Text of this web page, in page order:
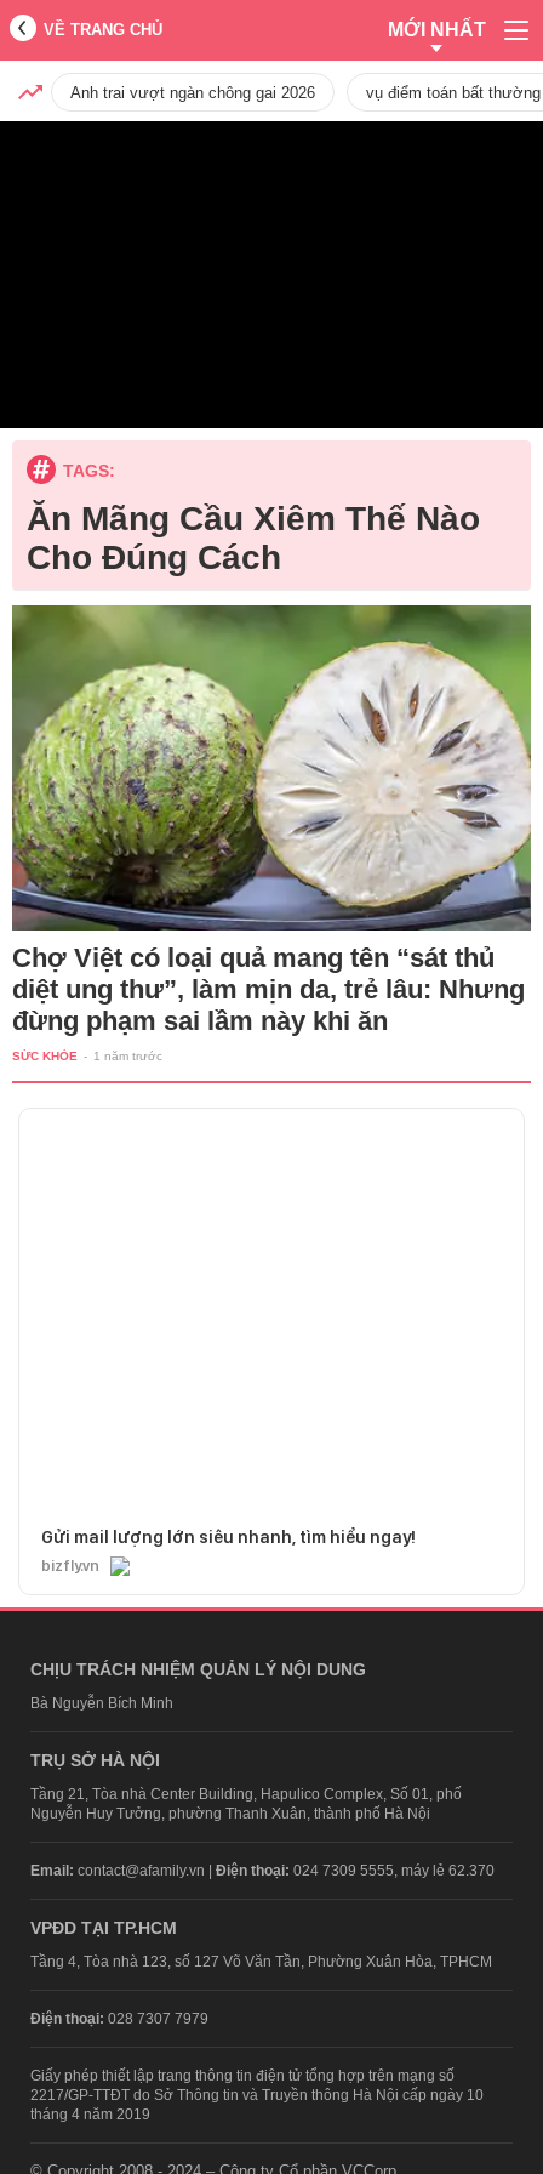
VỀ TRANG CHỦ MỚI NHẤT
Anh trai vượt ngàn chông gai 2026 vụ điểm toán bất
TAGS:
Ăn Mãng Cầu Xiêm Thế Nào
Cho Đúng Cách
Chợ Việt có loại quả mang tên “sát thủ
diệt ung thư”, làm mịn da, trẻ lâu: Nhưng
đừng phạm sai lầm này khi ăn
SỨC KHỎE - 1 năm trước
Gửi mail lượng lớn siêu nhanh, tìm hiểu ngay!
bizfly.vn
CHỊU TRÁCH NHIỆM QUẢN LÝ NỘI DUNG
Bà Nguyễn Bích Minh
TRỤ SỞ HÀ NỘI
Tầng 21, Tòa nhà Center Building, Hapulico Complex, Số 01, phố
Nguyễn Huy Tưởng, phường Thanh Xuân, thành phố Hà Nội
Email: contact@afamily.vn | Điện thoại: 024 7309 5555, máy lẻ 62.370
VPĐD TẠI TP.HCM
Tầng 4, Tòa nhà 123, số 127 Võ Văn Tần, Phường Xuân Hòa, TPHCM
Điện thoại: 028 7307 7979
Giấy phép thiết lập trang thông tin điện tử tổng hợp trên mạng số
2217/GP-TTĐT do Sở Thông tin và Truyền thông Hà Nội cấp ngày 10
tháng 4 năm 2019